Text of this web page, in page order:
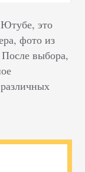
это
фото из
выбора,